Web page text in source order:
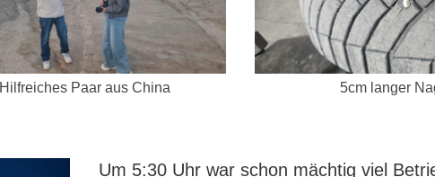
Hilfreiches Paar aus China 5cm langer
Um 5:30 Uhr war schon mächtig viel